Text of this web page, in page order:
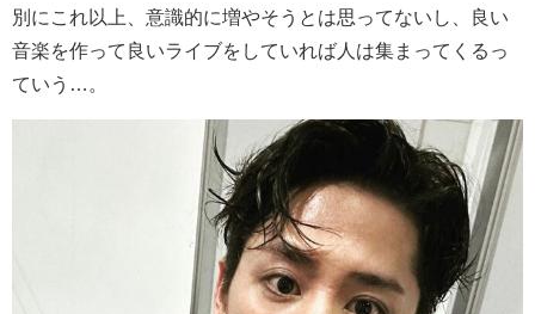
別にこれ以上、意識的に増やそうとは思ってないし、良い
音楽を作って良いライブをしていれば人は集まってくるっ
ていう…。